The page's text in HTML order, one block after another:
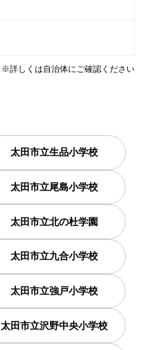
※詳しくは自治体にご確認ください
太田市立生品小学校
太田市立尾島小学校
太田市立北の杜学園
太田市立九合小学校
太田市立強戸小学校
太田市立沢野中央小学校